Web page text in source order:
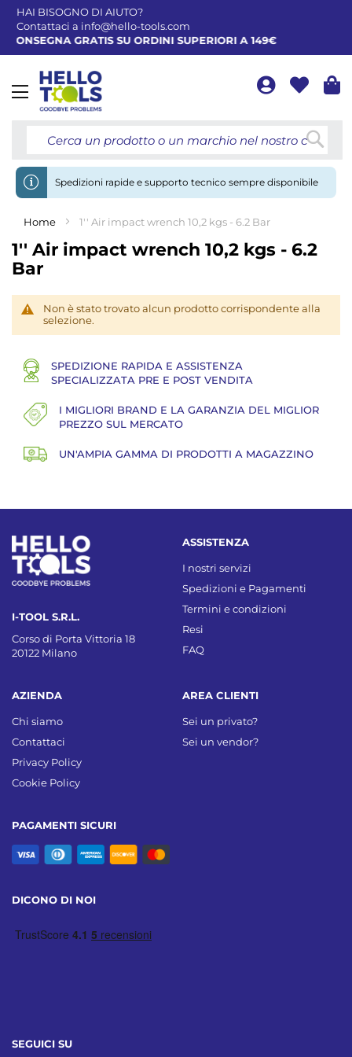
HAI BISOGNO DI AIUTO?
Contattaci a info@hello-tools.com
CONSEGNA GRATIS SU ORDINI SUPERIORI A 149€
Toggle
Spedizioni rapide e supporto tecnico sempre disponibile
Home 1'' Air impact wrench 10,2 kgs - 6.2 Bar
1'' Air impact wrench 10,2 kgs - 6.2
Bar
Non è stato trovato alcun prodotto corrispondente alla
selezione.
SPEDIZIONE RAPIDA E ASSISTENZA
SPECIALIZZATA PRE E POST VENDITA
I MIGLIORI BRAND E LA GARANZIA DEL MIGLIOR
PREZZO SUL MERCATO
UN'AMPIA GAMMA DI PRODOTTI A MAGAZZINO
I-TOOL S.R.L.
Corso di Porta Vittoria 18
20122 Milano
PAGAMENTI SICURI
AZIENDA
Chi siamo
Contattaci
Privacy Policy
Cookie Policy
ASSISTENZA
I nostri servizi
Spedizioni e Pagamenti
Termini e condizioni
Resi
FAQ
AREA CLIENTI
Sei un privato?
Sei un vendor?
DICONO DI NOI
SEGUICI SU